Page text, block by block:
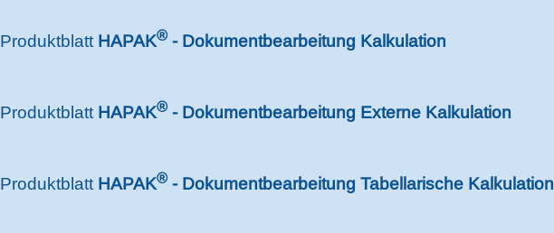
ProduktblattHAPAK®- Dokumentbearbeitung Kalkulation
ProduktblattHAPAK®- Dokumentbearbeitung Externe Kalkulation
ProduktblattHAPAK®- Dokumentbearbeitung Tabellarische Kalkulation